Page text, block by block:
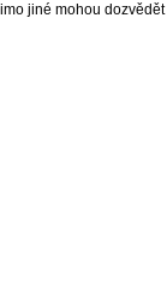
jiné mohou dozvědět